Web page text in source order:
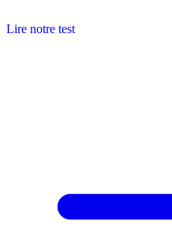
Lire notre test